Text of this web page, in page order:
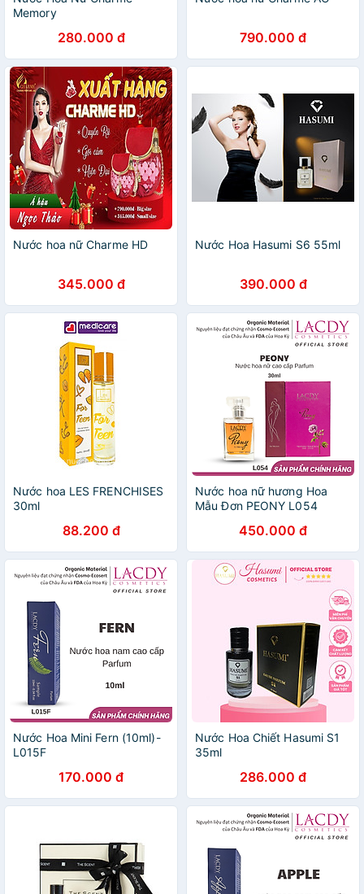
Memory
280.000 đ 790.000 đ
Nước hoa nữ Charme HD
345.000 đ
Nước Hoa Hasumi S6 55ml
390.000 đ
Nước hoa LES FRENCHISES
30ml
88.200 đ
Nước hoa nữ hương Hoa
Mẫu Đơn PEONY L054
450.000 đ
Nước Hoa Mini Fern (10ml)-
L015F
170.000 đ
Nước Hoa Chiết Hasumi S1
35ml
286.000 đ